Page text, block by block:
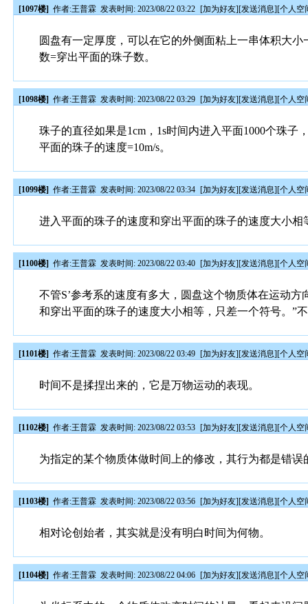
[1097楼] 作者:王普霖 发表时间: 2023/08/22 03:22 [加为好友][发送消息][个人空
圆盘有一定厚度，可以在它的外侧面粘上一串体积大
数=穿出平面的珠子数。
[1098楼] 作者:王普霖 发表时间: 2023/08/22 03:29 [加为好友][发送消息][个人空
珠子的直径如果是1cm，1s时间内进入平面1000个珠
平面的珠子的速度=10m/s。
[1099楼] 作者:王普霖 发表时间: 2023/08/22 03:34 [加为好友][发送消息][个人空
进入平面的珠子的速度和穿出平面的珠子的速度大小相
[1100楼] 作者:王普霖 发表时间: 2023/08/22 03:40 [加为好友][发送消息][个人空
不管S’参考系的速度有多大，圆盘这个物质体在运动
和穿出平面的珠子的速度大小相等，只差一个符号。”
[1101楼] 作者:王普霖 发表时间: 2023/08/22 03:49 [加为好友][发送消息][个人空
时间不是揉捏出来的，它是万物运动的表现。
[1102楼] 作者:王普霖 发表时间: 2023/08/22 03:53 [加为好友][发送消息][个人空
为指定的某个物质体做时间上的修改，其行为都是错误
[1103楼] 作者:王普霖 发表时间: 2023/08/22 03:56 [加为好友][发送消息][个人空
相对论创始者，其实就是没有明白时间为何物。
[1104楼] 作者:王普霖 发表时间: 2023/08/22 04:06 [加为好友][发送消息][个人空